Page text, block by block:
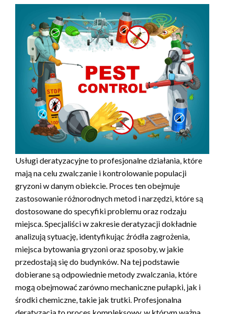
Usługi deratyzacyjne to profesjonalne działania, które
mają na celu zwalczanie i kontrolowanie populacji
gryzoni w danym obiekcie. Proces ten obejmuje
zastosowanie różnorodnych metod i narzędzi, które są
dostosowane do specyfiki problemu oraz rodzaju
miejsca. Specjaliści w zakresie deratyzacji dokładnie
analizują sytuację, identyfikując źródła zagrożenia,
miejsca bytowania gryzoni oraz sposoby, w jakie
przedostają się do budynków. Na tej podstawie
dobierane są odpowiednie metody zwalczania, które
mogą obejmować zarówno mechaniczne pułapki, jak i
środki chemiczne, takie jak trutki. Profesjonalna